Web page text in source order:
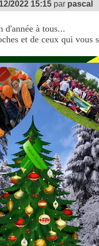
2022 15:15par pascal
d'année à tous...
et de ceux qui vous